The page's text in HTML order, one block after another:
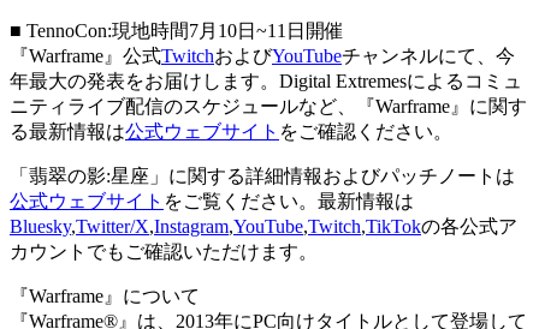
■ TennoCon:現地時間7月10日~11日開催
『Warframe』公式TwitchおよびYouTubeチャンネルにて、今
年最大の発表をお届けします。Digital Extremesによるコミュ
ニティライブ配信のスケジュールなど、『Warframe』に関す
る最新情報は公式ウェブサイト をご確認ください。
「翡翠の影:星座」に関する詳細情報およびパッチノートは
公式ウェブサイト をご覧ください。最新情報は
Bluesky,Twitter/X,Instagram,YouTube,Twitch,TikTokの各公式ア
カウントでもご確認いただけます。
『Warframe』について
『Warframe®』は、2013年にPC向けタイトルとして登場して